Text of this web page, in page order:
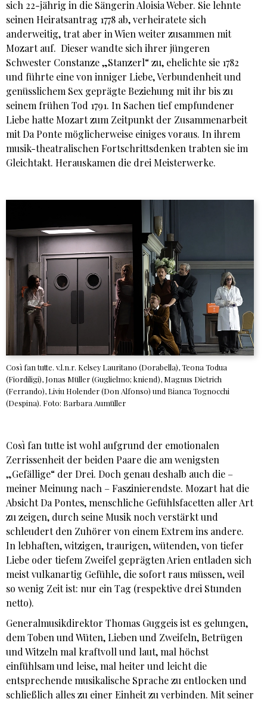
sich 22-jährig in die Sängerin Aloisia Weber. Sie lehnte
seinen Heiratsantrag 1778 ab, verheiratete sich
anderweitig, trat aber in Wien weiter zusammen mit
Mozart auf. Dieser wandte sich ihrer jüngeren
Schwester Constanze „Stanzerl“ zu, ehelichte sie 1782
und führte eine von inniger Liebe, Verbundenheit und
genüsslichem Sex geprägte Beziehung mit ihr bis zu
seinem frühen Tod 1791. In Sachen tief empfundener
Liebe hatte Mozart zum Zeitpunkt der Zusammenarbeit
mit Da Ponte möglicherweise einiges voraus. In ihrem
musik-theatralischen Fortschrittsdenken trabten sie im
Gleichtakt. Herauskamen die drei Meisterwerke.
Così fan tutte. v.l.n.r. Kelsey Lauritano (Dorabella), Teona Todua
(Fiordiligi), Jonas Müller (Guglielmo; kniend), Magnus Dietrich
(Ferrando), Liviu Holender (Don Alfonso) und Bianca Tognocchi
(Despina). Foto: Barbara Aumüller
Così fan tutte ist wohl aufgrund der emotionalen
Zerrissenheit der beiden Paare die am wenigsten
„Gefällige“ der Drei. Doch genau deshalb auch die –
meiner Meinung nach – Faszinierendste. Mozart hat die
Absicht Da Pontes, menschliche Gefühlsfacetten aller Art
zu zeigen, durch seine Musik noch verstärkt und
schleudert den Zuhörer von einem Extrem ins andere.
In lebhaften, witzigen, traurigen, wütenden, von tiefer
Liebe oder tiefem Zweifel geprägten Arien entladen sich
meist vulkanartig Gefühle, die sofort raus müssen, weil
so wenig Zeit ist: nur ein Tag (respektive drei Stunden
netto).
Generalmusikdirektor Thomas Guggeis ist es gelungen,
dem Toben und Wüten, Lieben und Zweifeln, Betrügen
und Witzeln mal kraftvoll und laut, mal höchst
einfühlsam und leise, mal heiter und leicht die
entsprechende musikalische Sprache zu entlocken und
schließlich alles zu einer Einheit zu verbinden. Mit seiner